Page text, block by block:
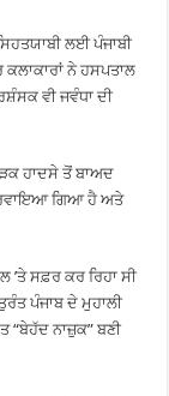
ਲਈ ਪੰਜਾਬੀ
ਨੇ ਹਸਪਤਾਲ
ਵੀ ਜਵੰਧਾ ਦੀ
ਹਾਦਸੇ ਤੋਂ ਬਾਅਦ
ਗਿਆ ਹੈ ਅਤੇ
’ਤੇ ਸਫ਼ਰ ਕਰ ਰਿਹਾ ਸੀ
ਪੰਜਾਬ ਦੇ ਮੁਹਾਲੀ
“ਬੇਹੱਦ ਨਾਜ਼ੁਕ” ਬਣੀ